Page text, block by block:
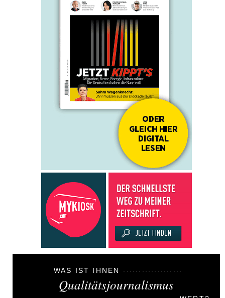
WAS IST IHNEN
Qualitätsjournalismus